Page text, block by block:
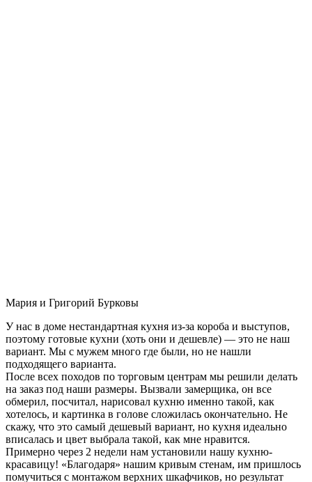
Мария и Григорий Бурковы
У нас в доме нестандартная кухня из-за короба и выступов,
поэтому готовые кухни (хоть они и дешевле) — это не наш
вариант. Мы с мужем много где были, но не нашли
подходящего варианта.
После всех походов по торговым центрам мы решили делать
на заказ под наши размеры. Вызвали замерщика, он все
обмерил, посчитал, нарисовал кухню именно такой, как
хотелось, и картинка в голове сложилась окончательно. Не
скажу, что это самый дешевый вариант, но кухня идеально
вписалась и цвет выбрала такой, как мне нравится.
Примерно через 2 недели нам установили нашу кухню-
красавицу! «Благодаря» нашим кривым стенам, им пришлось
помучиться с монтажом верхних шкафчиков, но результат